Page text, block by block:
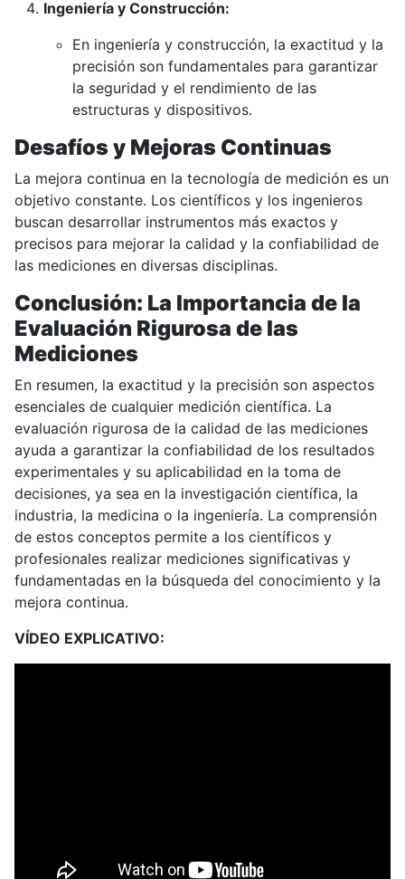
Ingeniería y Construcción:
En ingeniería y construcción, la exactitud y la
precisión son fundamentales para garantizar
la seguridad y el rendimiento de las
estructuras y dispositivos.
Desafíos y Mejoras Continuas
La mejora continua en la tecnología de medición es un
objetivo constante. Los científicos y los ingenieros
buscan desarrollar instrumentos más exactos y
precisos para mejorar la calidad y la confiabilidad de
las mediciones en diversas disciplinas.
Conclusión: La Importancia de la
Evaluación Rigurosa de las
Mediciones
En resumen, la exactitud y la precisión son aspectos
esenciales de cualquier medición científica. La
evaluación rigurosa de la calidad de las mediciones
ayuda a garantizar la confiabilidad de los resultados
experimentales y su aplicabilidad en la toma de
decisiones, ya sea en la investigación científica, la
industria, la medicina o la ingeniería. La comprensión
de estos conceptos permite a los científicos y
profesionales realizar mediciones significativas y
fundamentadas en la búsqueda del conocimiento y la
mejora continua.
VÍDEO EXPLICATIVO: